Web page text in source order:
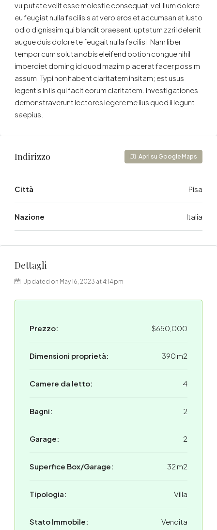
vulputate velit esse molestie consequat, vel illum dolore
eu feugiat nulla facilisis at vero eros et accumsan et iusto
odio dignissim qui blandit praesent luptatum zzril delenit
augue duis dolore te feugait nulla facilisi. Nam liber
tempor cum soluta nobis eleifend option congue nihil
imperdiet doming id quod mazim placerat facer possim
assum. Typi non habent claritatem insitam; est usus
legentis in iis qui facit eorum claritatem. Investigationes
demonstraverunt lectores legere me lius quod ii legunt
saepius.
Indirizzo Apri su Google Maps
Città Pisa
Nazione Italia
Dettagli
Updated on May 16, 2023 at 4:14 pm
Prezzo: $650,000
Dimensioni proprietà: 390 m2
Camere da letto: 4
Bagni: 2
Garage: 2
Superfice Box/Garage: 32 m2
Tipologia: Villa
Stato Immobile: Vendita